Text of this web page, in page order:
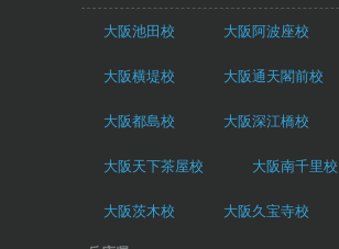
大阪池田校 大阪阿波座校
大阪横堤校 大阪通天閣前校
大阪都島校 大阪深江橋校
大阪天下茶屋校 大阪南千里校
大阪茨木校 大阪久宝寺校